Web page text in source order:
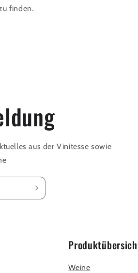
finden.
aus der Vinitesse sowie
Weine